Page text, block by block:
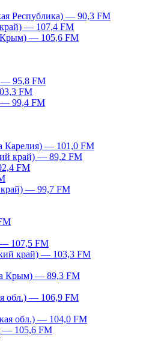
Республика) — 90,3 FM
— 107,4 FM
Крым) — 105,6 FM
— 95,8 FM
FM
— 99,4 FM
Карелия) — 101,0 FM
край) — 89,2 FM
FM
край) — 99,7 FM
— 107,5 FM
край) — 103,3 FM
Крым) — 89,3 FM
обл.) — 106,9 FM
обл.) — 104,0 FM
— 105,6 FM